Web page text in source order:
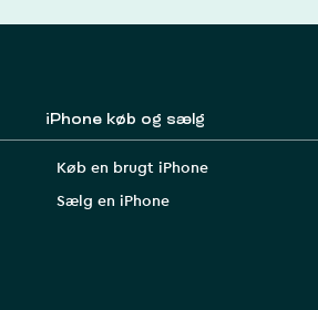
iPhone køb og sælg
Køb en brugt iPhone
Sælg en iPhone